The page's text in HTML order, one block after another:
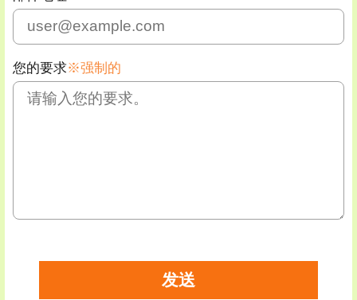
您的要求※强制的